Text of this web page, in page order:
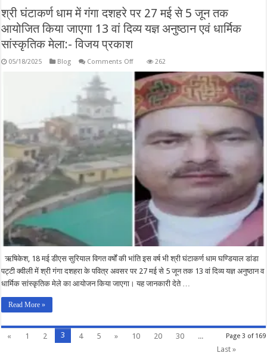
श्री घंटाकर्ण धाम में गंगा दशहरे पर 27 मई से 5 जून तक
आयोजित किया जाएगा 13 वां दिव्य यज्ञ अनुष्ठान एवं धार्मिक
सांस्कृतिक मेला:- विजय प्रकाश
05/18/2025 Blog Comments Offon
घंटाकर्ण
धाम
में
गंगा
दशहरे
पर
27
मई
से
किया
जाएगा
वां
दिव्य
यज्ञ
अनुष्ठान
एवं
धार्मिक
सांस्कृतिक
मेला:-
विजय
प्रकाश
262
ऋषिकेश, 18 मई डीएस सुरियाल विगत वर्षों की भांति इस वर्ष भी श्री घंटाकर्ण धाम घण्डियाल डांडा
पट्टी क्वीली में श्री गंगा दशहरा के पवित्र अवसर पर 27 मई से 5 जून तक 13 वां दिव्य यज्ञ अनुष्ठान व
धार्मिक सांस्कृतिक मेले का आयोजन किया जाएगा। यह जानकारी देते …
Read More »
Page 3 of 169
« 1 2 3 4 5 » 10 20 30
...
Last »